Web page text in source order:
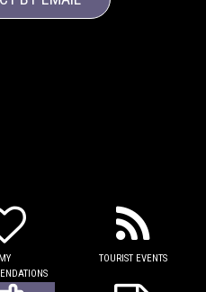
MY
TOURIST EVENTS